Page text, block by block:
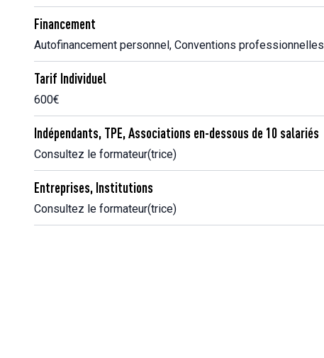
Financement
Autofinancement personnel, Conventions professionnelles
Tarif Individuel
600€
Indépendants, TPE, Associations en-dessous de 10 salariés
Consultez le formateur(trice)
Entreprises, Institutions
Consultez le formateur(trice)